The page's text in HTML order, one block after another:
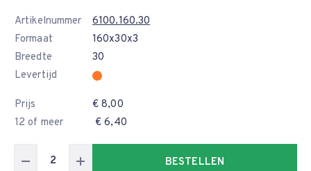
Artikelnummer
6100.160.30
Formaat
160x30x3
Breedte
30
Levertijd
Prijs
€ 8,00
12 of meer
€ 6,40
BESTELLEN